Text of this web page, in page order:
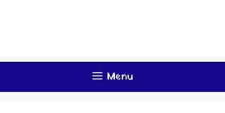
Menu